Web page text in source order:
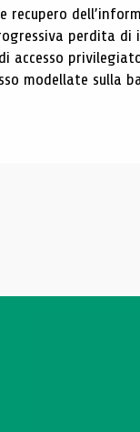
recupero
perdita di
accesso
modellate sulla